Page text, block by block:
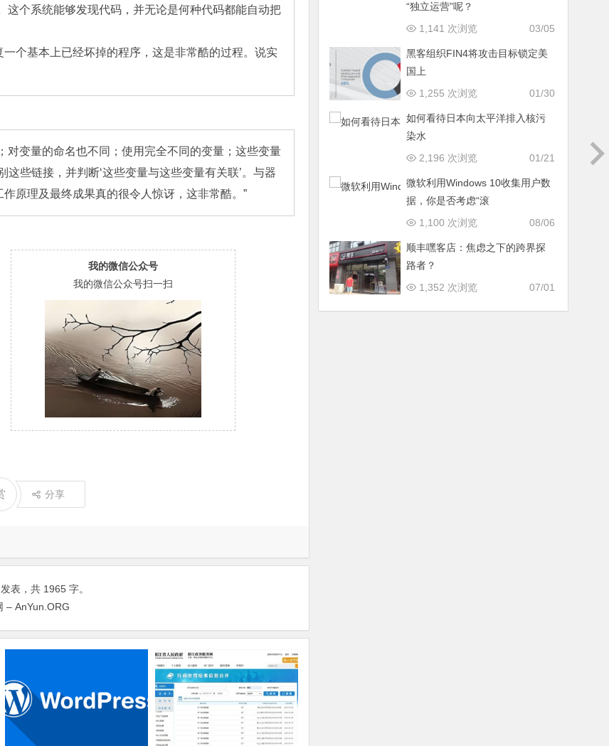
这个系统能够发现代码，并无论是何种代码都能自动把
个基本上已经坏掉的程序，这是非常酷的过程。说实
对变量的命名也不同；使用完全不同的变量；这些变量
些链接，并判断‘这些变量与这些变量有关联’。与器
原理及最终成果真的很令人惊讶，这非常酷。”
我的微信公众号
我的微信公众号扫一扫
分享
发表，共 1965 字。
– AnYun.ORG
“独立运营”呢？
03/05
1,141 次浏览
黑客组织FIN4将攻击目标锁定美
国上
01/30
1,255 次浏览
如何看待日本向太平洋排入核污
染水
01/21
2,196 次浏览
微软利用Windows 10收集用户数
据，你是否考虑“滚
08/06
1,100 次浏览
顺丰嘿客店：焦虑之下的跨界探
路者？
07/01
1,352 次浏览